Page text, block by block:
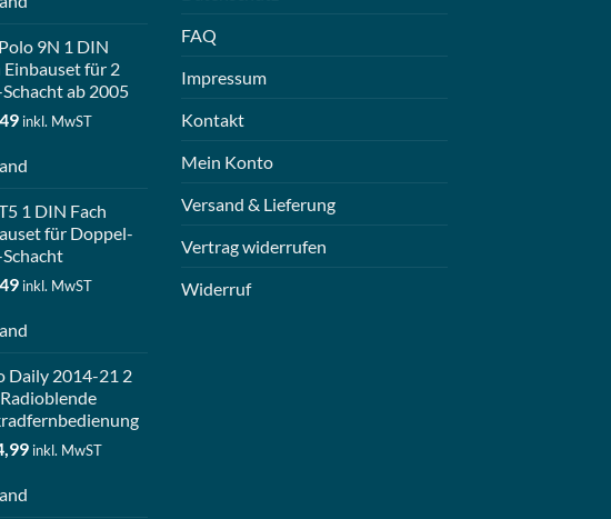
9N 1 DIN
Einbauset für 2
ab 2005
inkl. MwST
1 DIN Fach
für Doppel-
inkl. MwST
Daily 2014-21 2
inkl. MwST
FAQ
Impressum
Kontakt
Mein Konto
Versand & Lieferung
Vertrag widerrufen
Widerruf